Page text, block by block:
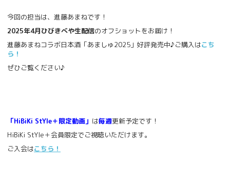
今回の担当は、進藤あまねです！
2025年4月ひびきべや生配信のオフショットをお届け！
進藤あまねコラボ日本酒「あましゅ2025」好評発売中♪ご購入はこち
ら！
ぜひご覧ください♪
「HiBiKi StYle＋限定動画」 は毎週更新予定です！
HiBiKi StYle＋会員限定でご視聴いただけます。
ご入会はこちら！